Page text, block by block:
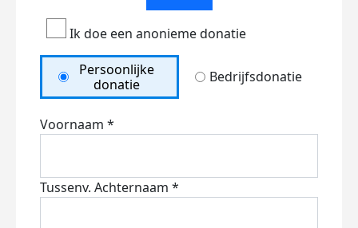
Ik doe een anonieme donatie
Persoonlijke
donatie
Bedrijfsdonatie
Voornaam *
Tussenv. Achternaam *